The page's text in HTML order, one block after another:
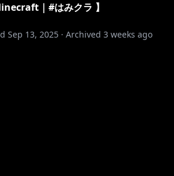
｜#はみクラ 】
Sep 13, 2025 · Archived 3 weeks ago